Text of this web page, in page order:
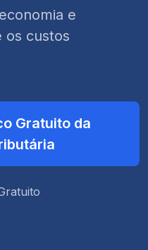
e
os custos
Gratuito da